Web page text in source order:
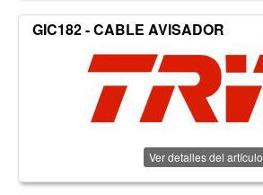
GIC182 - CABLE AVISADOR
Ver detalles del artículo